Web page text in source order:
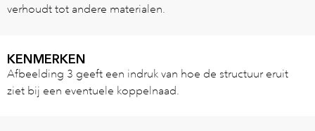
verhoudt tot andere materialen.
KENMERKEN
Afbeelding 3 geeft een indruk van hoe de structuur eruit
ziet bij een eventuele koppelnaad.